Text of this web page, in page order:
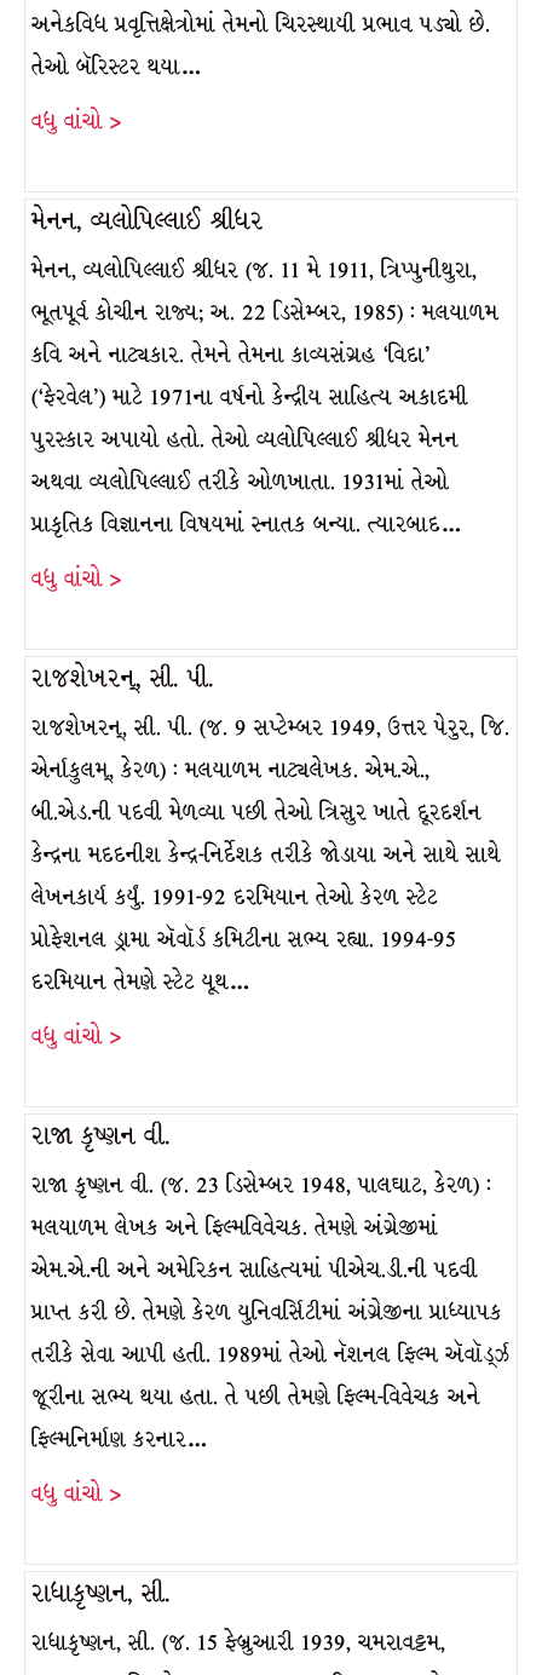
અનેકવિધ પ્રવૃત્તિક્ષેત્રોમાં તેમનો ચિરસ્થાયી પ્રભાવ પડ્યો છે.
તેઓ બૅરિસ્ટર થયા…
વધુ વાંચો >
મેનન, વ્યલોપિલ્લાઈ શ્રીધર
મેનન, વ્યલોપિલ્લાઈ શ્રીધર (જ. 11 મે 1911, ત્રિપ્પુનીથુરા,
ભૂતપૂર્વ કોચીન રાજ્ય; અ. 22 ડિસેમ્બર, 1985) : મલયાળમ
કવિ અને નાટ્યકાર. તેમને તેમના કાવ્યસંગ્રહ ‘વિદા’
(‘ફેરવેલ’) માટે 1971ના વર્ષનો કેન્દ્રીય સાહિત્ય અકાદમી
પુરસ્કાર અપાયો હતો. તેઓ વ્યલોપિલ્લાઈ શ્રીધર મેનન
અથવા વ્યલોપિલ્લાઈ તરીકે ઓળખાતા. 1931માં તેઓ
પ્રાકૃતિક વિજ્ઞાનના વિષયમાં સ્નાતક બન્યા. ત્યારબાદ…
વધુ વાંચો >
રાજશેખરન્, સી. પી.
રાજશેખરન્, સી. પી. (જ. 9 સપ્ટેમ્બર 1949, ઉત્તર પેરુર, જિ.
એર્નાકુલમ્, કેરળ) : મલયાળમ નાટ્યલેખક. એમ.એ.,
બી.એડ.ની પદવી મેળવ્યા પછી તેઓ ત્રિસુર ખાતે દૂરદર્શન
કેન્દ્રના મદદનીશ કેન્દ્ર-નિર્દેશક તરીકે જોડાયા અને સાથે સાથે
લેખનકાર્ય કર્યું. 1991-92 દરમિયાન તેઓ કેરળ સ્ટેટ
પ્રોફેશનલ ડ્રામા ઍવૉર્ડ કમિટીના સભ્ય રહ્યા. 1994-95
દરમિયાન તેમણે સ્ટેટ યૂથ…
વધુ વાંચો >
રાજા કૃષ્ણન વી.
રાજા કૃષ્ણન વી. (જ. 23 ડિસેમ્બર 1948, પાલઘાટ, કેરળ) :
મલયાળમ લેખક અને ફિલ્મવિવેચક. તેમણે અંગ્રેજીમાં
એમ.એ.ની અને અમેરિકન સાહિત્યમાં પીએચ.ડી.ની પદવી
પ્રાપ્ત કરી છે. તેમણે કેરળ યુનિવર્સિટીમાં અંગ્રેજીના પ્રાધ્યાપક
તરીકે સેવા આપી હતી. 1989માં તેઓ નૅશનલ ફિલ્મ ઍવૉર્ડ્ઝ
જૂરીના સભ્ય થયા હતા. તે પછી તેમણે ફિલ્મ-વિવેચક અને
ફિલ્મનિર્માણ કરનાર…
વધુ વાંચો >
રાધાકૃષ્ણન, સી.
રાધાકૃષ્ણન, સી. (જ. 15 ફેબ્રુઆરી 1939, ચમરાવટ્ટમ,